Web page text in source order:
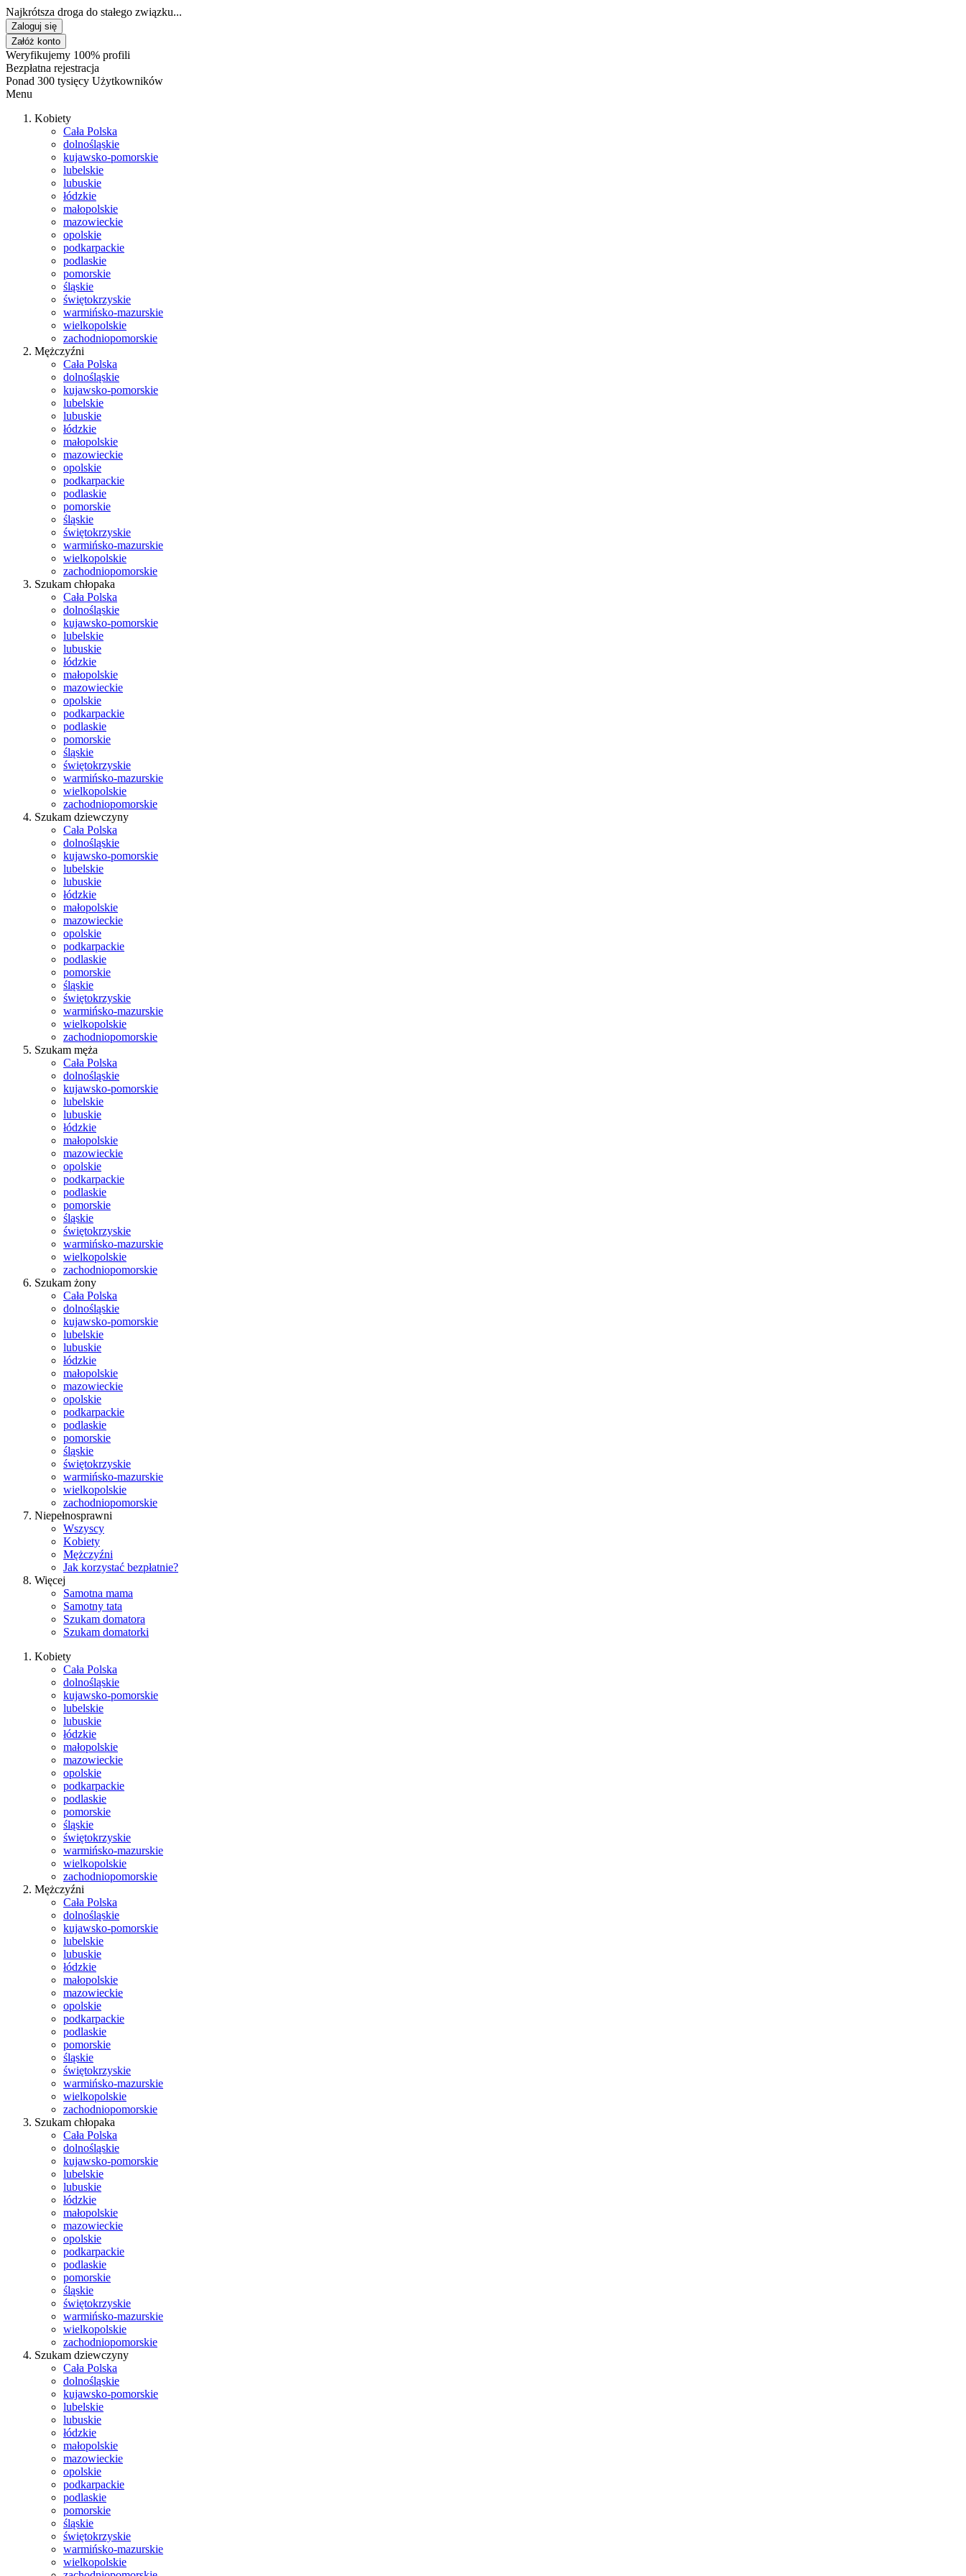
Najkrótsza droga do stałego związku...
Zaloguj się
Załóż konto
Weryfikujemy 100% profili
Bezpłatna rejestracja
Ponad 300 tysięcy Użytkowników
Menu
Kobiety
Cała Polska
dolnośląskie
kujawsko-pomorskie
lubelskie
lubuskie
łódzkie
małopolskie
mazowieckie
opolskie
podkarpackie
podlaskie
pomorskie
śląskie
świętokrzyskie
warmińsko-mazurskie
wielkopolskie
zachodniopomorskie
Mężczyźni
Cała Polska
dolnośląskie
kujawsko-pomorskie
lubelskie
lubuskie
łódzkie
małopolskie
mazowieckie
opolskie
podkarpackie
podlaskie
pomorskie
śląskie
świętokrzyskie
warmińsko-mazurskie
wielkopolskie
zachodniopomorskie
Szukam chłopaka
Cała Polska
dolnośląskie
kujawsko-pomorskie
lubelskie
lubuskie
łódzkie
małopolskie
mazowieckie
opolskie
podkarpackie
podlaskie
pomorskie
śląskie
świętokrzyskie
warmińsko-mazurskie
wielkopolskie
zachodniopomorskie
Szukam dziewczyny
Cała Polska
dolnośląskie
kujawsko-pomorskie
lubelskie
lubuskie
łódzkie
małopolskie
mazowieckie
opolskie
podkarpackie
podlaskie
pomorskie
śląskie
świętokrzyskie
warmińsko-mazurskie
wielkopolskie
zachodniopomorskie
Szukam męża
Cała Polska
dolnośląskie
kujawsko-pomorskie
lubelskie
lubuskie
łódzkie
małopolskie
mazowieckie
opolskie
podkarpackie
podlaskie
pomorskie
śląskie
świętokrzyskie
warmińsko-mazurskie
wielkopolskie
zachodniopomorskie
Szukam żony
Cała Polska
dolnośląskie
kujawsko-pomorskie
lubelskie
lubuskie
łódzkie
małopolskie
mazowieckie
opolskie
podkarpackie
podlaskie
pomorskie
śląskie
świętokrzyskie
warmińsko-mazurskie
wielkopolskie
zachodniopomorskie
Niepełnosprawni
Wszyscy
Kobiety
Mężczyźni
Jak korzystać bezpłatnie?
Więcej
Samotna mama
Samotny tata
Szukam domatora
Szukam domatorki
Kobiety
Cała Polska
dolnośląskie
kujawsko-pomorskie
lubelskie
lubuskie
łódzkie
małopolskie
mazowieckie
opolskie
podkarpackie
podlaskie
pomorskie
śląskie
świętokrzyskie
warmińsko-mazurskie
wielkopolskie
zachodniopomorskie
Mężczyźni
Cała Polska
dolnośląskie
kujawsko-pomorskie
lubelskie
lubuskie
łódzkie
małopolskie
mazowieckie
opolskie
podkarpackie
podlaskie
pomorskie
śląskie
świętokrzyskie
warmińsko-mazurskie
wielkopolskie
zachodniopomorskie
Szukam chłopaka
Cała Polska
dolnośląskie
kujawsko-pomorskie
lubelskie
lubuskie
łódzkie
małopolskie
mazowieckie
opolskie
podkarpackie
podlaskie
pomorskie
śląskie
świętokrzyskie
warmińsko-mazurskie
wielkopolskie
zachodniopomorskie
Szukam dziewczyny
Cała Polska
dolnośląskie
kujawsko-pomorskie
lubelskie
lubuskie
łódzkie
małopolskie
mazowieckie
opolskie
podkarpackie
podlaskie
pomorskie
śląskie
świętokrzyskie
warmińsko-mazurskie
wielkopolskie